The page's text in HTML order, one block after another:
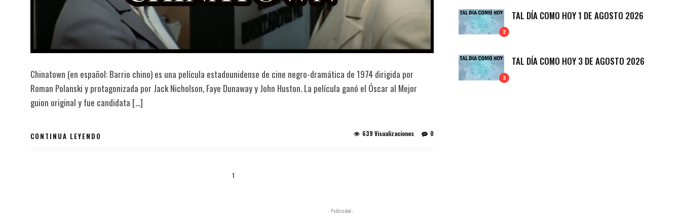
Chinatown (en español: Barrio chino) es una película estadounidense de cine negro-dramática de 1974 dirigida por
Roman Polanski y protagonizada por Jack Nicholson, Faye Dunaway y John Huston. La película ganó el Óscar al Mejor
guion original y fue candidata […]
CONTINUA LEYENDO 0
639 Visualizaciones
1
2
TAL DÍA COMO HOY 1 DE AGOSTO 2026
3
TAL DÍA COMO HOY 3 DE AGOSTO 2026
- Publicidad -